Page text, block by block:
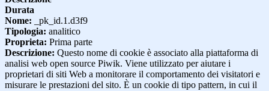
Durata
Nome: _pk_id.1.d3f9
Tipologia: analitico
Proprieta: Prima parte
Descrizione: Questo nome di cookie è associato alla piattaforma di
analisi web open source Piwik. Viene utilizzato per aiutare i
proprietari di siti Web a monitorare il comportamento dei visitatori e
misurare le prestazioni del sito. È un cookie di tipo pattern, in cui il